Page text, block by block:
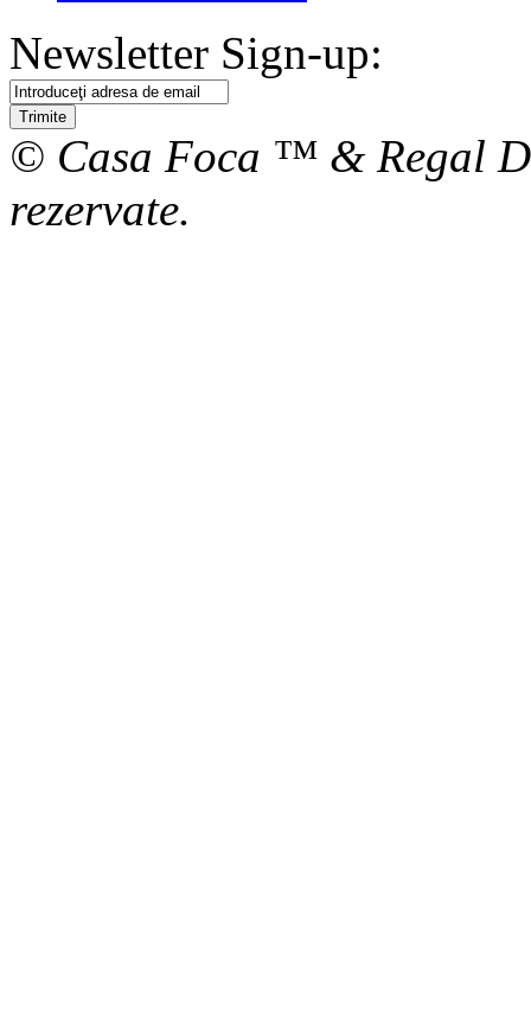
Newsletter Sign-up:
Trimite
© Casa Foca ™ & Regal
rezervate.